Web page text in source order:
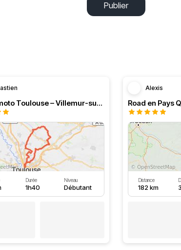
Publier
Boucle moto Toulouse – Villemur-sur-Tarn – Bessières
Durée
1h40
Niveau
Débutant
Alexis
Road en Pays
Distance
182 km